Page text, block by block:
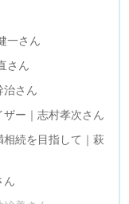
一さん
さん
治さん
ー｜志村孝次さん
続を目指して｜萩
ん